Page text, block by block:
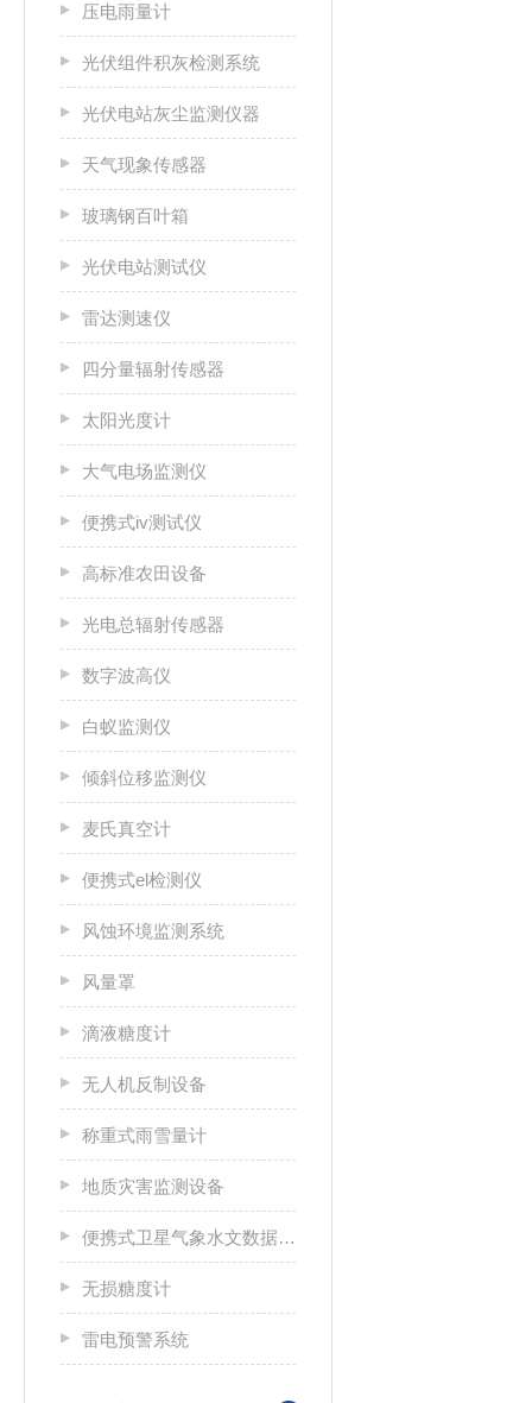
压电雨量计
光伏组件积灰检测系统
光伏电站灰尘监测仪器
天气现象传感器
玻璃钢百叶箱
光伏电站测试仪
雷达测速仪
四分量辐射传感器
太阳光度计
大气电场监测仪
便携式iv测试仪
高标准农田设备
光电总辐射传感器
数字波高仪
白蚁监测仪
倾斜位移监测仪
麦氏真空计
便携式el检测仪
风蚀环境监测系统
风量罩
滴液糖度计
无人机反制设备
称重式雨雪量计
地质灾害监测设备
便携式卫星气象水文数据广播接收设备
无损糖度计
雷电预警系统